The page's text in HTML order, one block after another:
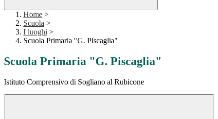
Home >
Scuola >
I luoghi >
Scuola Primaria "G. Piscaglia"
Scuola Primaria "G. Piscaglia"
Istituto Comprensivo di Sogliano al Rubicone